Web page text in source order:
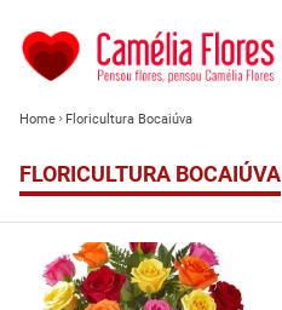
Home Floricultura Bocaiúva
FLORICULTURA BOCAIÚVA